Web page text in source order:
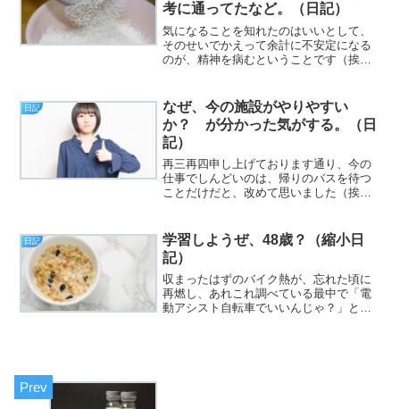
考に通ってたなど。（日記）
気になることを知れたのはいいとして、
そのせいでかえって余計に不安定になる
のが、精神を病むということです（挨
美味しい土曜日、皆様いかがお過ごしで
しょうか。さて。タイトルの...
日記
なぜ、今の施設がやりやすい
か？ が分かった気がする。（日
記）
再三再四申し上げております通り、今の
仕事でしんどいのは、帰りのバスを待つ
ことだけだと、改めて思いました（挨
りないので、なんか最近バーニン☆ す
る気分にもなれないのが、ち...
日記
学習しようぜ、48歳？（縮小日
記）
収まったはずのバイク熱が、忘れた頃に
再燃し、あれこれ調べている最中で「電
動アシスト自転車でいいんじゃ？」と、